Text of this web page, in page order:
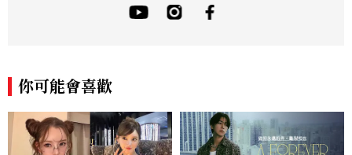
4年起出書近30本相關著作，專業領域涵蓋
占星星座、塔羅、生命靈數、盧恩符文、色
你可能會喜歡